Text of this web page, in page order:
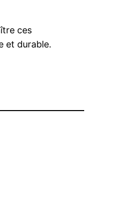
ces
et durable.